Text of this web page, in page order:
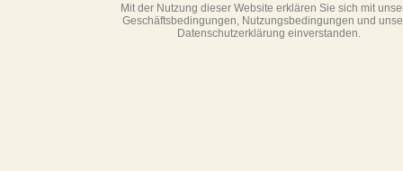
Mit der Nutzung dieser Website erklären Sie sich mit
Geschäftsbedin­gungen, Nutzungsbedingungen und
Datenschutzerklärung einverstanden.